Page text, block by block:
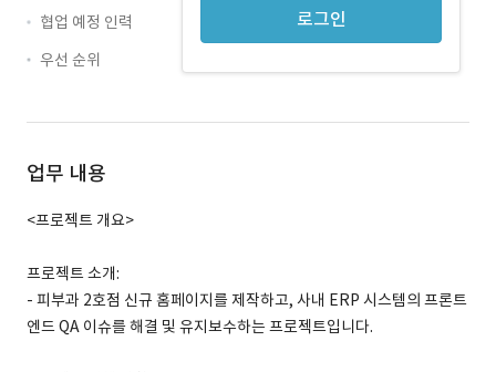
로그인
협업 예정 인력
우선 순위
업무 내용
<프로젝트 개요>
프로젝트 소개:
- 피부과 2호점 신규 홈페이지를 제작하고, 사내 ERP 시스템의 프론트
엔드 QA 이슈를 해결 및 유지보수하는 프로젝트입니다.